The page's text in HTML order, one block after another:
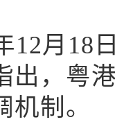
月18日
出，粤
制。